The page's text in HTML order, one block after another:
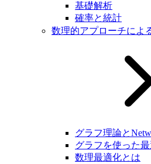
基礎解析
確率と統計
数理的アプローチによ
グラフ理論と
グラフを使った
数理最適化とは